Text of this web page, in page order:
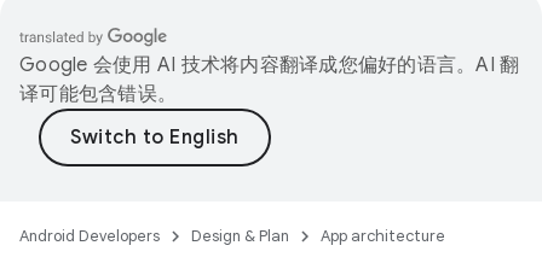
Google 会使用 AI 技术将内容翻译成您偏好的语言。AI 翻
译可能包含错误。
Android Developers Design & Plan App architecture